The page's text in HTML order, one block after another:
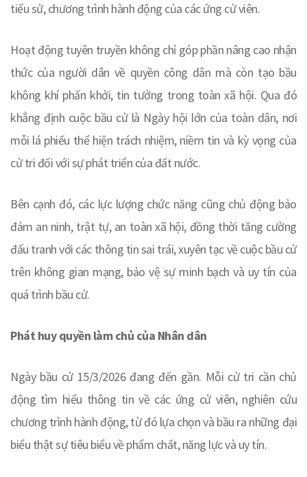
tiểu sử, chương trình hành động của các ứng cử viên.
Hoạt động tuyên truyền không chỉ góp phần nâng cao nhận
thức của người dân về quyền công dân mà còn tạo bầu
không khí phấn khởi, tin tưởng trong toàn xã hội. Qua đó
khẳng định cuộc bầu cử là Ngày hội lớn của toàn dân, nơi
mỗi lá phiếu thể hiện trách nhiệm, niềm tin và kỳ vọng của
cử tri đối với sự phát triển của đất nước.
Bên cạnh đó, các lực lượng chức năng cũng chủ động bảo
đảm an ninh, trật tự, an toàn xã hội, đồng thời tăng cường
đấu tranh với các thông tin sai trái, xuyên tạc về cuộc bầu cử
trên không gian mạng, bảo vệ sự minh bạch và uy tín của
quá trình bầu cử.
Phát huy quyền làm chủ của Nhân dân
Ngày bầu cử 15/3/2026 đang đến gần. Mỗi cử tri cần chủ
động tìm hiểu thông tin về các ứng cử viên, nghiên cứu
chương trình hành động, từ đó lựa chọn và bầu ra những đại
biểu thật sự tiêu biểu về phẩm chất, năng lực và uy tín.